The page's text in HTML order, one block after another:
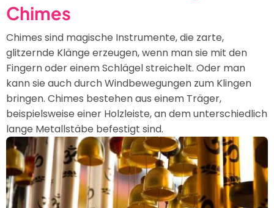
Chimes
Chimes sind magische Instrumente, die zarte,
glitzernde Klänge erzeugen, wenn man sie mit den
Fingern oder einem Schlägel streichelt. Oder man
kann sie auch durch Windbewegungen zum Klingen
bringen. Chimes bestehen aus einem Träger,
beispielsweise einer Holzleiste, an dem unterschiedlich
lange Metallstäbe befestigt sind.